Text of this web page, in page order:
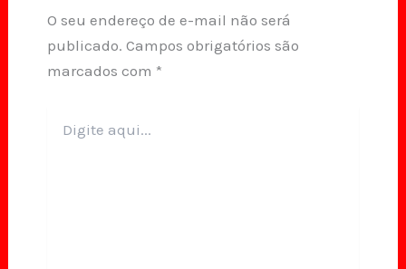
O seu endereço de e-mail não será
publicado. Campos obrigatórios são
marcados com *
aqui...